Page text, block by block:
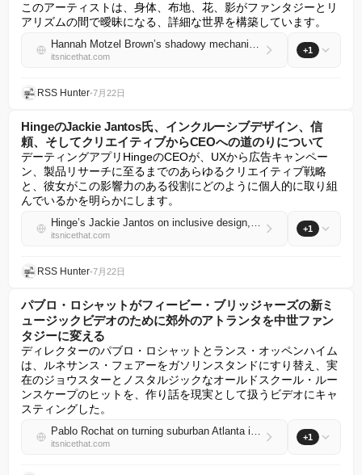
このアーティストは、身体、布地、花、影がファンタジーとリ
アリズムの間で曖昧になる、詳細な世界を構築しています。
Hannah Motzel Brown’s shadowy mechanical pencil drawings expertly depict fingers, freckles and folds of skin
itsnicethat.com
+1
RSS Hunter•7月22日
HingeのJackie Jantos氏、インクルーシブデザイン、信
頼、そしてクリエイティブからCEOへの道のりについて
デーティングアプリHingeのCEOが、UXから広告キャンペー
ン、製品リサーチに至るまでのあらゆるクリエイティブ戦略
と、彼女がこの影響力のある役割にどのように個人的に取り組
んでいるかを明らかにします。
Hinge’s Jackie Jantos on inclusive design, trust and the path from creative to CEO
itsnicethat.com
+1
RSS Hunter•7月22日
パブロ・ロシャットがフィービー・ブリッジャーズの新ミ
ュージックビデオのために郊外のアトランタを中世ファン
タジーに変える
ディレクターのパブロ・ロシャットとランス・オッペンハイム
は、ルネサンス・フェアーをガソリンスタンドにすり替え、実
在のジョウスターとノスタルジックなオールドスクール・ルー
ンスケープのヒットを、作り話を現実として扱うビデオにキャ
スティングした。
Pablo Rochat on turning suburban Atlanta into a medieval fantasy for Phoebe Bridgers’ new music video
itsnicethat.com
+1